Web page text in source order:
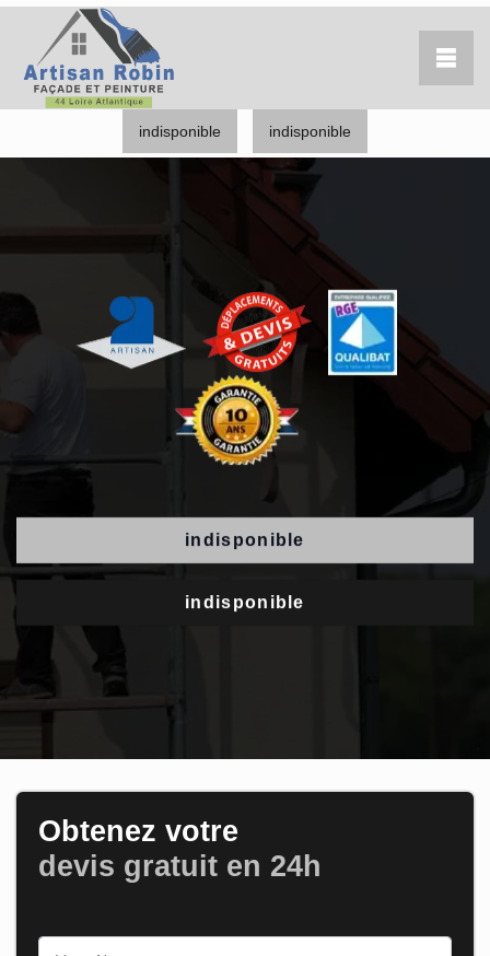
indisponible indisponible
indisponible
indisponible
Obtenez votre
devis gratuit en 24h